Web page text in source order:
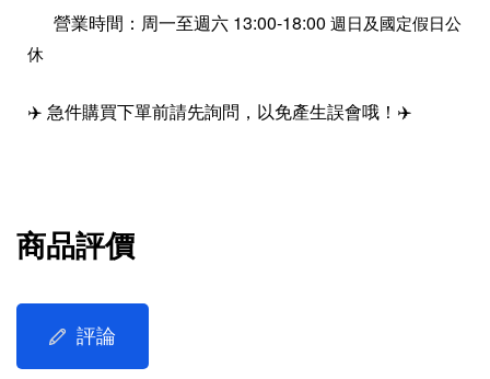
營業時間：周一至週六 13:00-18:00 週日及國定假日公
休
✈️ 急件購買下單前請先詢問，以免產生誤會哦！✈️
商品評價
評論